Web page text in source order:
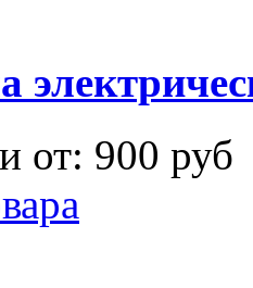
от: 900 руб